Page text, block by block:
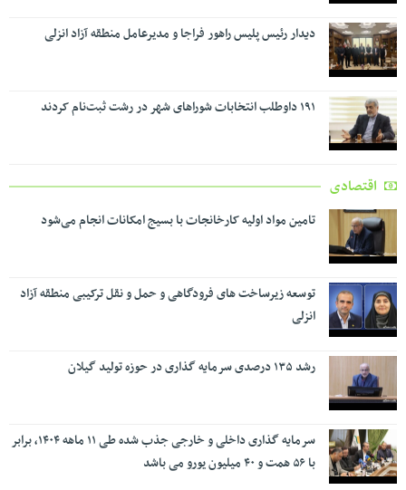
دیدار رئیس پلیس راهور فراجا و مدیرعامل منطقه آزاد انزلی
۱۹۱ داوطلب انتخابات شوراهای شهر در رشت ثبت‌نام کردند
اقتصادی
تامین مواد اولیه کارخانجات با بسیج امکانات انجام می‌شود
توسعه زیرساخت های فرودگاهی و حمل و نقل ترکیبی منطقه آزاد
انزلی
رشد ۱۳۵ درصدی سرمایه گذاری در حوزه تولید گیلان
سرمایه گذاری داخلی و خارجی جذب شده طی ۱۱ ماهه ۱۴۰۴، برابر
با ۵۶ همت و ۴۰ میلیون یورو می باشد